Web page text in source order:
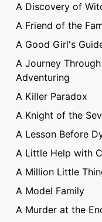
A Discovery of
A Friend of the
A Good Girl's
A Journey
Adventuring
A Killer Paradox
A Knight of the
A Lesson Before
A Little Help with
A Million Little
A Model Family
A Murder at the